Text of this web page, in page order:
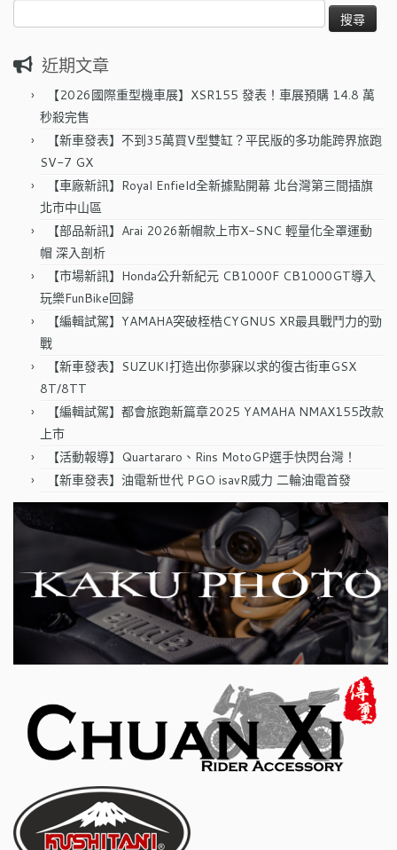
尋
鍵
近期文章
【2026國際重型機車展】XSR155 發表！車展預購 14.8 萬
秒殺完售
【新車發表】不到35萬買V型雙缸？平民版的多功能跨界旅跑
SV-7 GX
【車廠新訊】Royal Enfield全新據點開幕 北台灣第三間插旗
北市中山區
【部品新訊】Arai 2026新帽款上市X-SNC 輕量化全罩運動
帽 深入剖析
【市場新訊】Honda公升新紀元 CB1000F CB1000GT導入
玩樂FunBike回歸
【編輯試駕】YAMAHA突破桎梏CYGNUS XR最具戰鬥力的勁
戰
【新車發表】SUZUKI打造出你夢寐以求的復古街車GSX
8T/8TT
【編輯試駕】都會旅跑新篇章2025 YAMAHA NMAX155改款
上市
【活動報導】Quartararo、Rins MotoGP選手快閃台灣！
【新車發表】油電新世代 PGO isavR威力 二輪油電首發